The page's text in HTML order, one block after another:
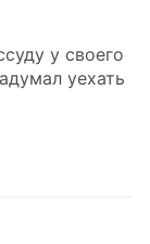
у своего
уехать